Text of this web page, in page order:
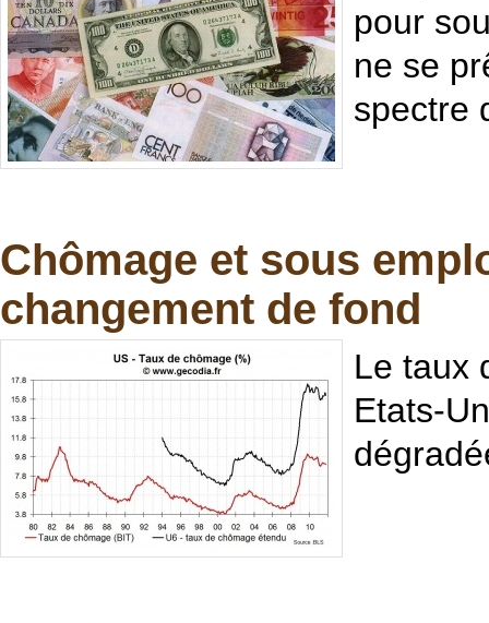
pour
ne se
spectre
Chômage et sous
changement de fond
Le taux
Etats-